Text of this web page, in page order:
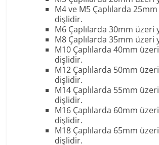
M4 ve M5 Çaplılarda
dişlidir.
M6 Çaplılarda 30mm üzeri
M8 Çaplılarda 35mm üzeri
M10 Çaplılarda 40mm
dişlidir.
M12 Çaplılarda 50mm
dişlidir.
M14 Çaplılarda 55mm
dişlidir.
M16 Çaplılarda 60mm
dişlidir.
M18 Çaplılarda 65mm
dişlidir.